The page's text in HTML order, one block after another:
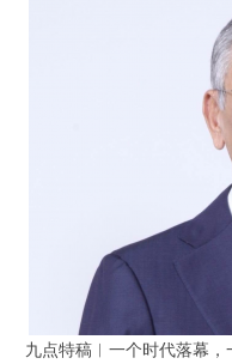
九点特稿︱一个时代落幕